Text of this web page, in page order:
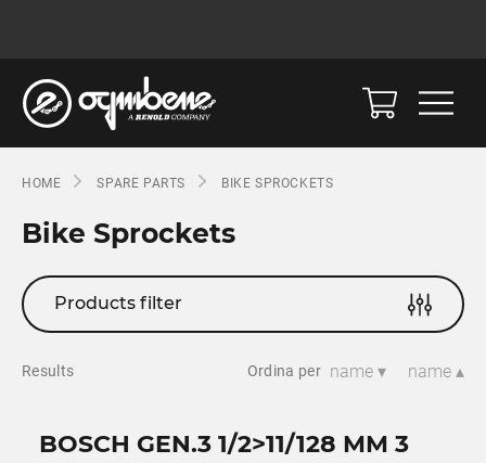
HOME SPARE PARTS BIKE SPROCKETS
Bike Sprockets
Products filter
Results Ordina per name ▾ name ▴
BOSCH GEN.3 1/2>11/128 MM 3